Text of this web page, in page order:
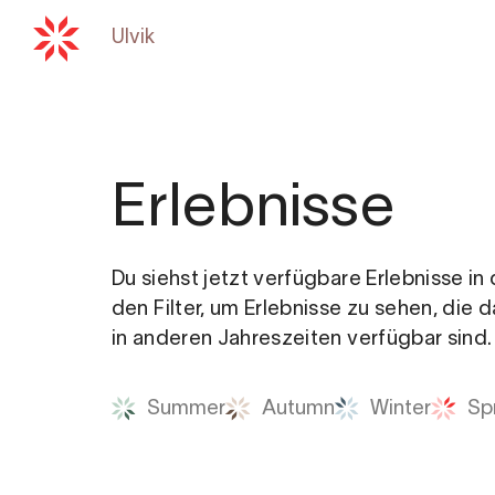
Ulvik
Erlebnisse
Du siehst jetzt verfügbare Erlebnisse in
den Filter, um Erlebnisse zu sehen, die
in anderen Jahreszeiten verfügbar sind.
Summer Autumn Winter